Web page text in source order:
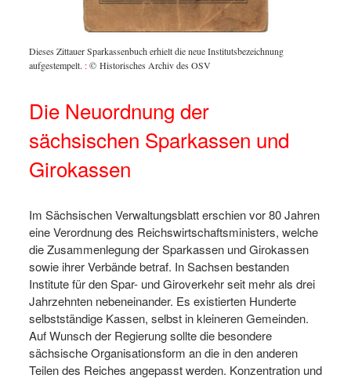
Dieses Zittauer Sparkassenbuch erhielt die neue Institutsbezeichnung
aufgestempelt. :© Historisches Archiv des OSV
Die Neuordnung der
sächsischen Sparkassen und
Girokassen
Im Sächsischen Verwaltungsblatt erschien vor 80 Jahren
eine Verordnung des Reichswirtschaftsministers, welche
die Zusammenlegung der Sparkassen und Girokassen
sowie ihrer Verbände betraf. In Sachsen bestanden
Institute für den Spar- und Giroverkehr seit mehr als drei
Jahrzehnten nebeneinander. Es existierten Hunderte
selbstständige Kassen, selbst in kleineren Gemeinden.
Auf Wunsch der Regierung sollte die besondere
sächsische Organisationsform an die in den anderen
Teilen des Reiches angepasst werden. Konzentration und